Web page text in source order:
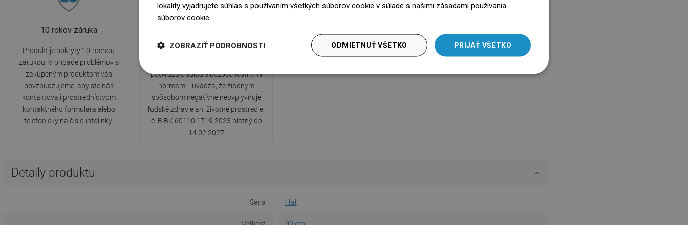
10 rokov záruka
Produkt je pokrytý 10-ročnou
zárukou. V prípade problémov s
zakúpeným produktom vás
povzbudzujeme, aby ste nás
kontaktovali prostredníctvom
kontaktného formulára alebo
telefonicky na číslo infolinky.
Produkt má certifikát vydaný Štátnym
potvrdzuje súlad s bezpečnostnými
normami - uvádza, že žiadnym
spôsobom negatívne neovplyvňuje
ľudské zdravie ani životné prostredie.
č. B.BK.60110.1719.2023 platný do
14.02.2027
Detaily produktu
Séria Flat
LITHUANIAN
ROMANIAN
lokality vyjadrujete súhlas s používaním všetkých súborov cookie v súlade s našimi zásadami používania
súborov cookie.
PRIJAŤ VŠETKO
ODMIETNUŤ VŠETKO
ZOBRAZIŤ PODROBNOSTI